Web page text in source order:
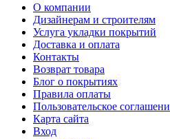
О компании
Дизайнерам и строителям
Услуга укладки покрытий
Доставка и оплата
Контакты
Возврат товара
Блог о покрытиях
Правила оплаты
Пользовательское
Карта сайта
Вход